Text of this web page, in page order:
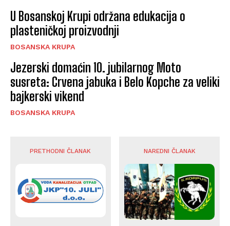
U Bosanskoj Krupi održana edukacija o
plasteničkoj proizvodnji
BOSANSKA KRUPA
Jezerski domaćin 10. jubilarnog Moto
susreta: Crvena jabuka i Belo Kopche za veliki
bajkerski vikend
BOSANSKA KRUPA
PRETHODNI ČLANAK NAREDNI ČLANAK